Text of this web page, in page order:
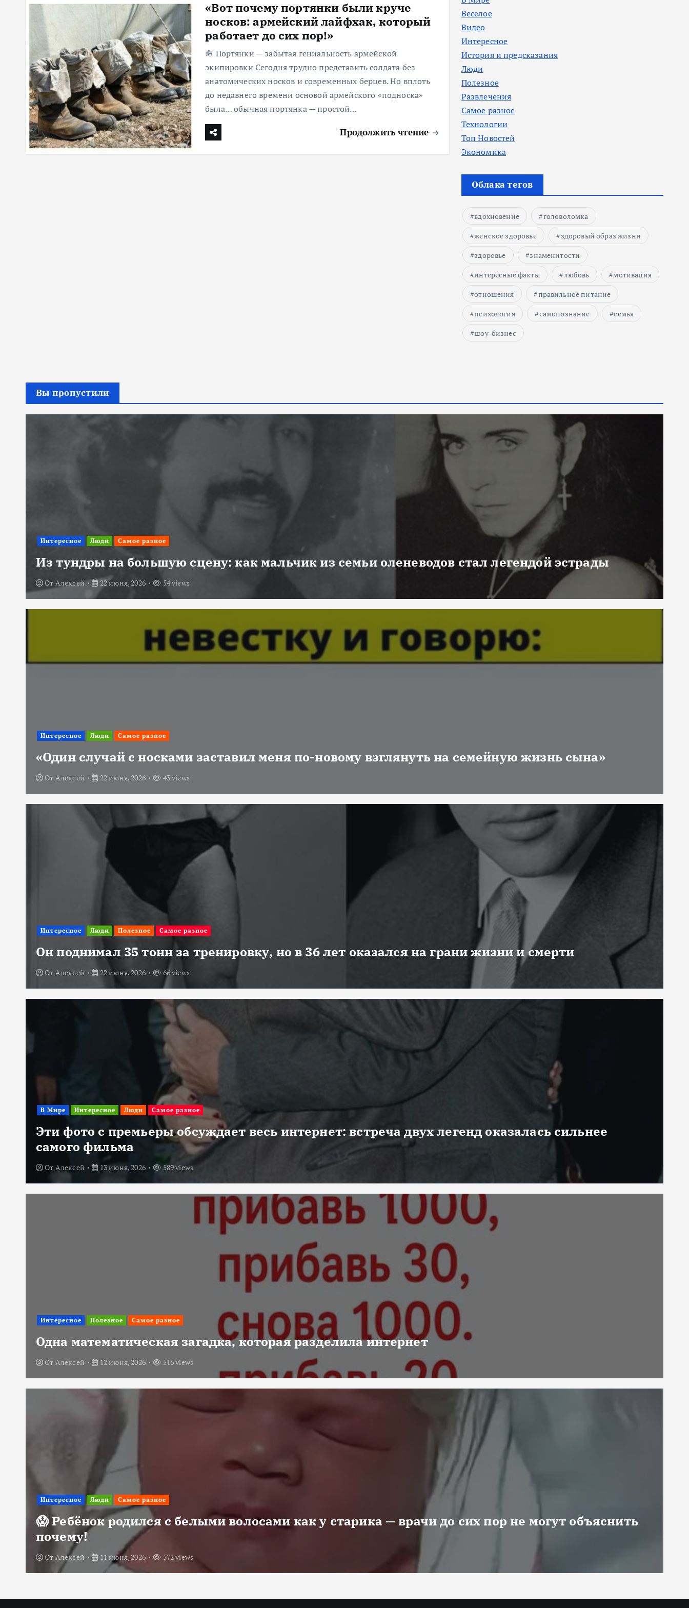
«Вот почему портянки были круче
носков: армейский лайфхак, который
работает до сих пор!»
🪖 Портянки — забытая гениальность армейской
экипировки Сегодня трудно представить солдата без
анатомических носков и современных берцев. Но вплоть
до недавнего времени основой армейского «подноска»
была… обычная портянка — простой…
Продолжить чтение
Веселое
Видео
Интересное
История и предсказания
Люди
Полезное
Развлечения
Самое разное
Технологии
Топ Новостей
Экономика
Облака тегов
вдохновение
головоломка
женское здоровье
здоровый образ жизни
здоровье
знаменитости
интересные факты
любовь
мотивация
отношения
правильное питание
психология
самопознание
семья
шоу-бизнес
Вы пропустили
Интересное Люди Самое разное
Из тундры на большую сцену: как мальчик из семьи оленеводов стал легендой эстрады
От Алексей 22 июня, 2026 54 views
Интересное Люди Самое разное
«Один случай с носками заставил меня по-новому взглянуть на семейную жизнь сына»
От Алексей 22 июня, 2026 43 views
Интересное Люди Полезное Самое разное
Он поднимал 35 тонн за тренировку, но в 36 лет оказался на грани жизни и смерти
От Алексей 22 июня, 2026 66 views
В Мире Интересное Люди Самое разное
Эти фото с премьеры обсуждает весь интернет: встреча двух легенд оказалась сильнее
самого фильма
От Алексей 13 июня, 2026 589 views
Интересное Полезное Самое разное
Одна математическая загадка, которая разделила интернет
От Алексей 12 июня, 2026 516 views
Интересное Люди Самое разное
😱 Ребёнок родился с белыми волосами как у старика — врачи до сих пор не могут объяснить
почему!
От Алексей 11 июня, 2026 572 views